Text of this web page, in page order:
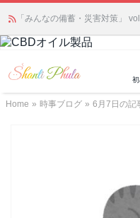
「みんなの備蓄・災害対策」
かつて愛されていた人気商品
アサーキュレーション」💖🏖️ 8
Home » 時事ブログ » 6月7日の記